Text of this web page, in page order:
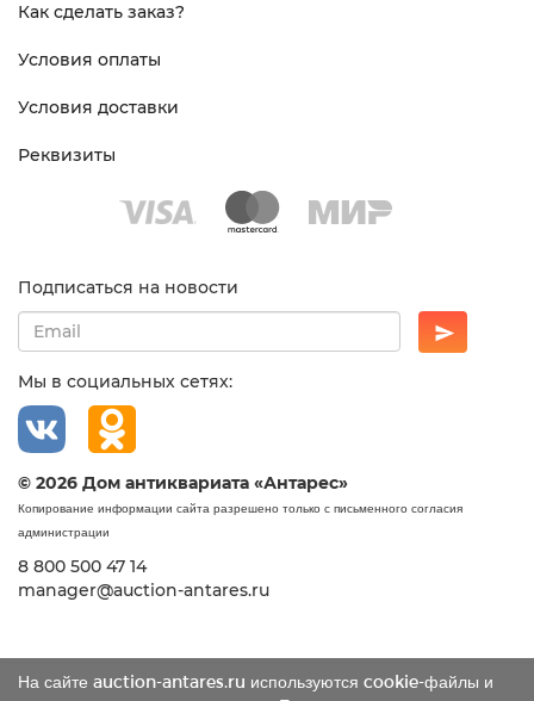
На сайте auction-antares.ru используются cookie-файлы и
Как сделать заказ?
Условия оплаты
Условия доставки
Реквизиты
Подписаться на новости
Мы в социальных сетях:
© 2026 Дом антиквариата «Антарес»
Копирование информации сайта разрешено только с письменного согласия
администрации
8 800 500 47 14
manager@auction-antares.ru